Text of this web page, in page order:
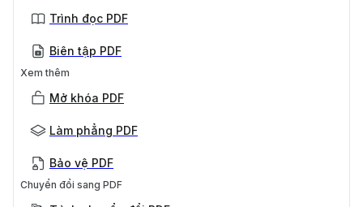
Trình đọc PDF
Biên tập PDF
Xem thêm
Mở khóa PDF
Làm phẳng PDF
Bảo vệ PDF
Chuyển đổi sang PDF